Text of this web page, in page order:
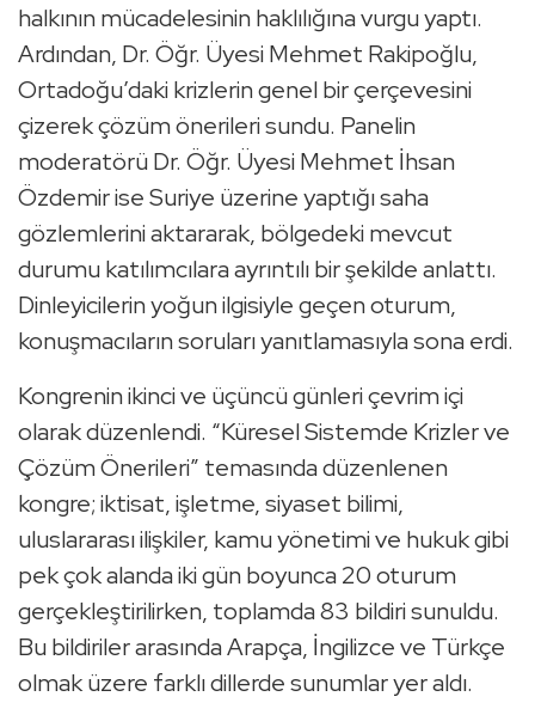
halkının mücadelesinin haklılığına vurgu yaptı.
Ardından, Dr. Öğr. Üyesi Mehmet Rakipoğlu,
Ortadoğu’daki krizlerin genel bir çerçevesini
çizerek çözüm önerileri sundu. Panelin
moderatörü Dr. Öğr. Üyesi Mehmet İhsan
Özdemir ise Suriye üzerine yaptığı saha
gözlemlerini aktararak, bölgedeki mevcut
durumu katılımcılara ayrıntılı bir şekilde anlattı.
Dinleyicilerin yoğun ilgisiyle geçen oturum,
konuşmacıların soruları yanıtlamasıyla sona erdi.
Kongrenin ikinci ve üçüncü günleri çevrim içi
olarak düzenlendi. “Küresel Sistemde Krizler ve
Çözüm Önerileri” temasında düzenlenen
kongre; iktisat, işletme, siyaset bilimi,
uluslararası ilişkiler, kamu yönetimi ve hukuk gibi
pek çok alanda iki gün boyunca 20 oturum
gerçekleştirilirken, toplamda 83 bildiri sunuldu.
Bu bildiriler arasında Arapça, İngilizce ve Türkçe
olmak üzere farklı dillerde sunumlar yer aldı.